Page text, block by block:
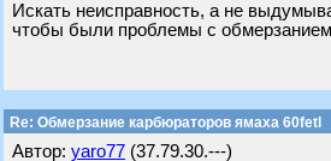
Искать неисправность, а не
чтобы были проблемы с
Re: Обмерзание карбюраторов ямаха 60fetl
Автор: yaro77 (37.79.30.---)